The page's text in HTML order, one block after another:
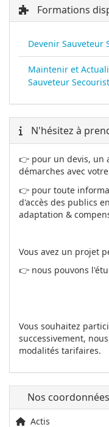
Formations
Devenir Sauveteur
Maintenir et
Sauveteur
N'hésitez à
👉 pour un devis, un
démarches avec
👉 pour toute
d'accès des publics
adaptation &
Vous avez un projet
👉 nous pouvons
Vous souhaitez
successivement,
modalités tarifaires.
Nos coordonnées
Actis